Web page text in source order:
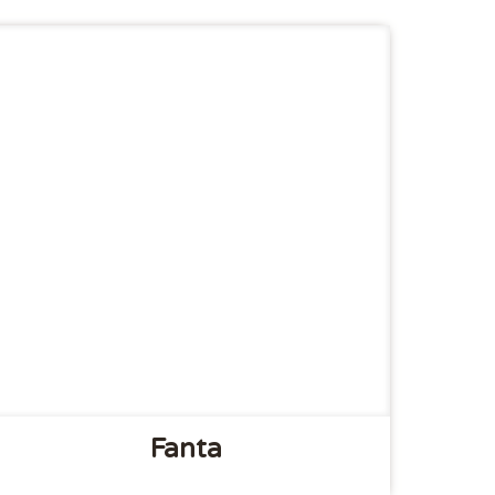
Fanta